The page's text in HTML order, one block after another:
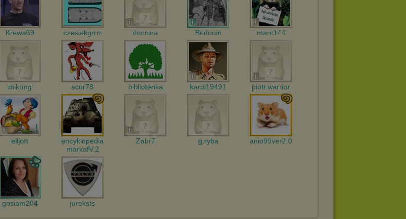
Krewa69 czesiekgrrrr docrura Bedouin marc144
mikung scur78 bibliotenka karol19491 piotr.warrior
elljott
encyklopedia
markafV.2
Zabr7 g.ryba anio99ver2.0
gosiam204 jureksts